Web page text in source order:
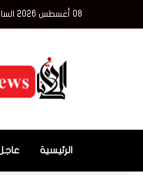
08 أغسطس 2026 الساعة 2:06 ص
الرئيسية